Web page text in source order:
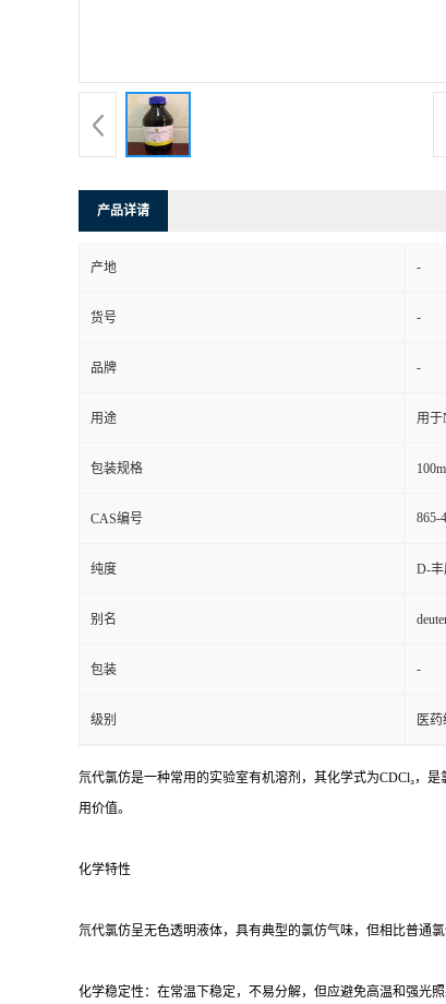
产品详请
产地 -
货号 -
品牌 -
用途 用于
包装规格
CAS编号 865-
纯度 D-丰
别名
包装 -
级别 医药
氘代氯仿是一种常用的实验室有机溶剂，其化学式为CDCl₃，
用价值。
化学特性
氘代氯仿呈无色透明液体，具有典型的氯仿气味，但相比普通
化学稳定性：在常温下稳定，不易分解，但应避免高温和强光